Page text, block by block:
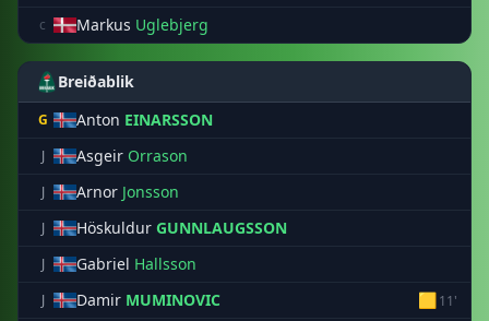
c Markus Uglebjerg
Breiðablik
G Anton EINARSSON
J Asgeir Orrason
J Arnor Jonsson
J Höskuldur GUNNLAUGSSON
J Gabriel Hallsson
J Damir MUMINOVIC 🟨11'